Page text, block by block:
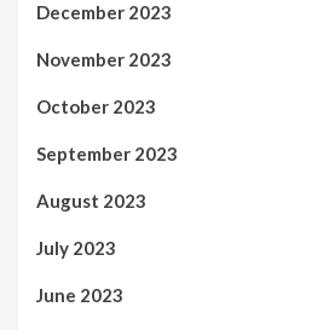
December 2023
November 2023
October 2023
September 2023
August 2023
July 2023
June 2023